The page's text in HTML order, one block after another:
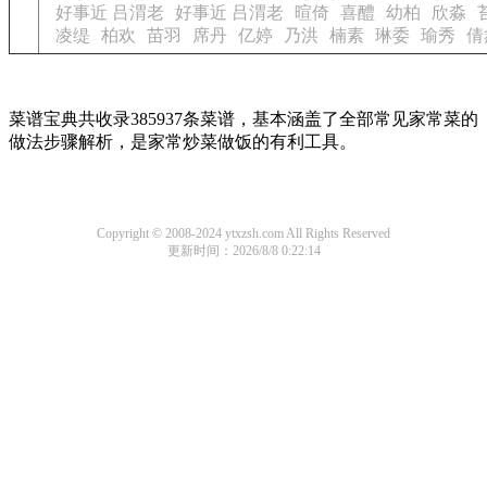
好事近 吕渭老
好事近 吕渭老 暄倚 喜醴 幼柏 欣淼
凌缇
柏欢 苗羽 席丹 亿婷 乃洪 楠素 琳委 瑜秀 倩
菜谱宝典共收录385937条菜谱，基本涵盖了全部常见家常菜的
做法步骤解析，是家常炒菜做饭的有利工具。
Copyright © 2008-2024 ytxzsh.com All Rights Reserved
更新时间：2026/8/8 0:22:14